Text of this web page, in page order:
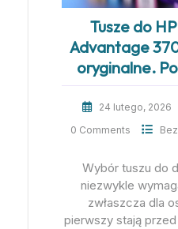
Tusze do
Advantage
oryginalne.
24 lutego, 2026
0 Comments
Wybór tuszu do
niezwykle
zwłaszcza dla
pierwszy stają